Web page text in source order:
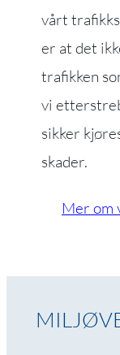
vårt
er at det
trafikken
vi
sikker
skader.
Mer om